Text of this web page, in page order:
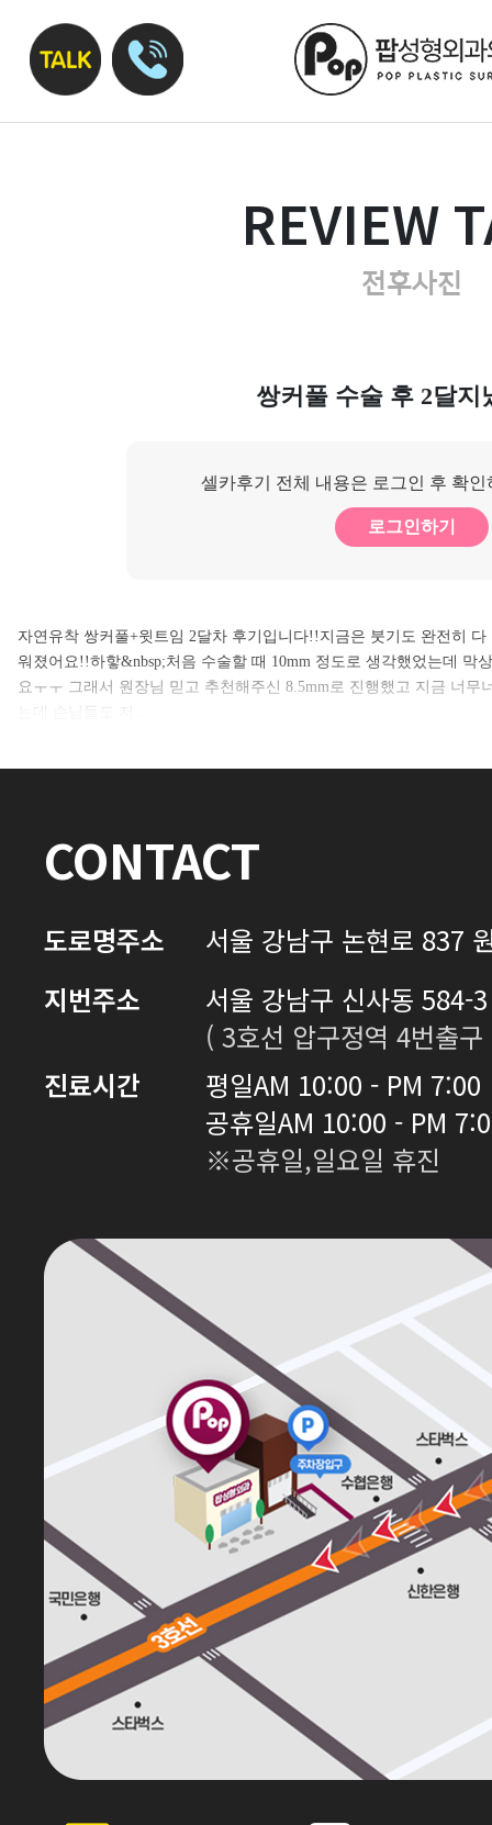
REVIEW
전후사진
쌍커풀 수술 후 2달지
셀카후기 전체 내용은 로그인 후 확
로그인하기
자연유착 쌍커풀+윗트임 2달차 후기입니다!!지금은 붓기도 완전히
워졌어요!!하핳&nbsp;처음 수술할 때 10mm 정도로 생각했었는데 막
요ㅜㅜ 그래서 원장님 믿고 추천해주신 8.5mm로 진행했고 지금 너
CONTACT
도로명주소
서울 강남구 논현로 837
지번주소
서울 강남구 신사동 584-
( 3호선 압구정역 4번출
진료시간
평일AM 10:00 - PM 7:00
공휴일AM 10:00 - PM
※공휴일,일요일 휴진